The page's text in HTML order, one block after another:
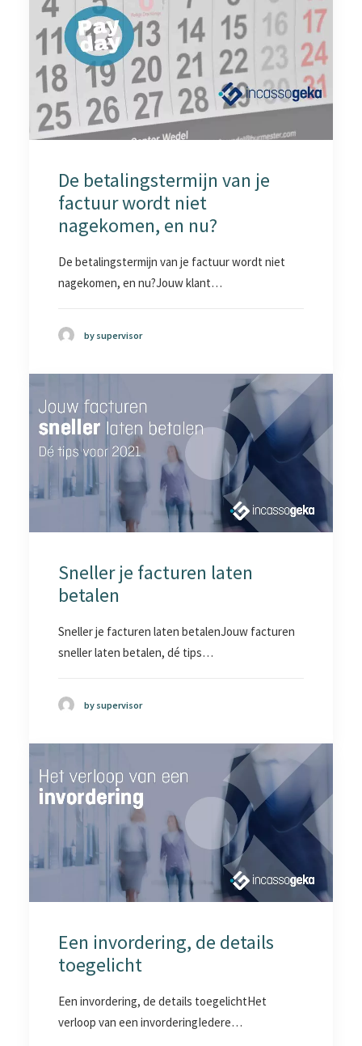
De betalingstermijn van je
factuur wordt niet
nagekomen, en nu?
De betalingstermijn van je factuur wordt niet
nagekomen, en nu?Jouw klant…
by supervisor
Sneller je facturen laten
betalen
Sneller je facturen laten betalenJouw facturen
sneller laten betalen, dé tips…
by supervisor
Een invordering, de details
toegelicht
Een invordering, de details toegelichtHet
verloop van een invorderingIedere…